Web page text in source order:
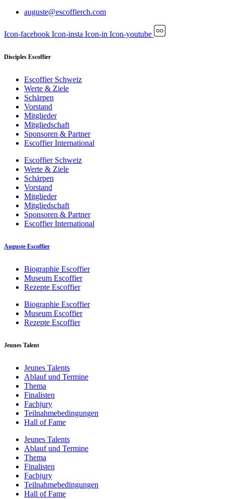
auguste@escoffierch.com
Icon-facebook Icon-insta Icon-in Icon-youtube
Disciples Escoffier
Escoffier Schweiz
Werte & Ziele
Schärpen
Vorstand
Mitglieder
Mitgliedschaft
Sponsoren & Partner
Escoffier International
Escoffier Schweiz
Werte & Ziele
Schärpen
Vorstand
Mitglieder
Mitgliedschaft
Sponsoren & Partner
Escoffier International
Auguste Escoffier
Biographie Escoffier
Museum Escoffier
Rezepte Escoffier
Biographie Escoffier
Museum Escoffier
Rezepte Escoffier
Jeunes Talent
Jeunes Talents
Ablauf und Termine
Thema
Finalisten
Fachjury
Teilnahmebedingungen
Hall of Fame
Jeunes Talents
Ablauf und Termine
Thema
Finalisten
Fachjury
Teilnahmebedingungen
Hall of Fame